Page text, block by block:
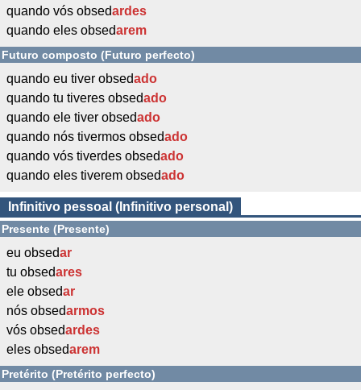
quando vós obsedardes
quando eles obsedarem
Futuro composto (Futuro perfecto)
quando eu tiver obsedado
quando tu tiveres obsedado
quando ele tiver obsedado
quando nós tivermos obsedado
quando vós tiverdes obsedado
quando eles tiverem obsedado
Infinitivo pessoal (Infinitivo personal)
Presente (Presente)
eu obsedar
tu obsedares
ele obsedar
nós obsedarmos
vós obsedardes
eles obsedarem
Pretérito (Pretérito perfecto)